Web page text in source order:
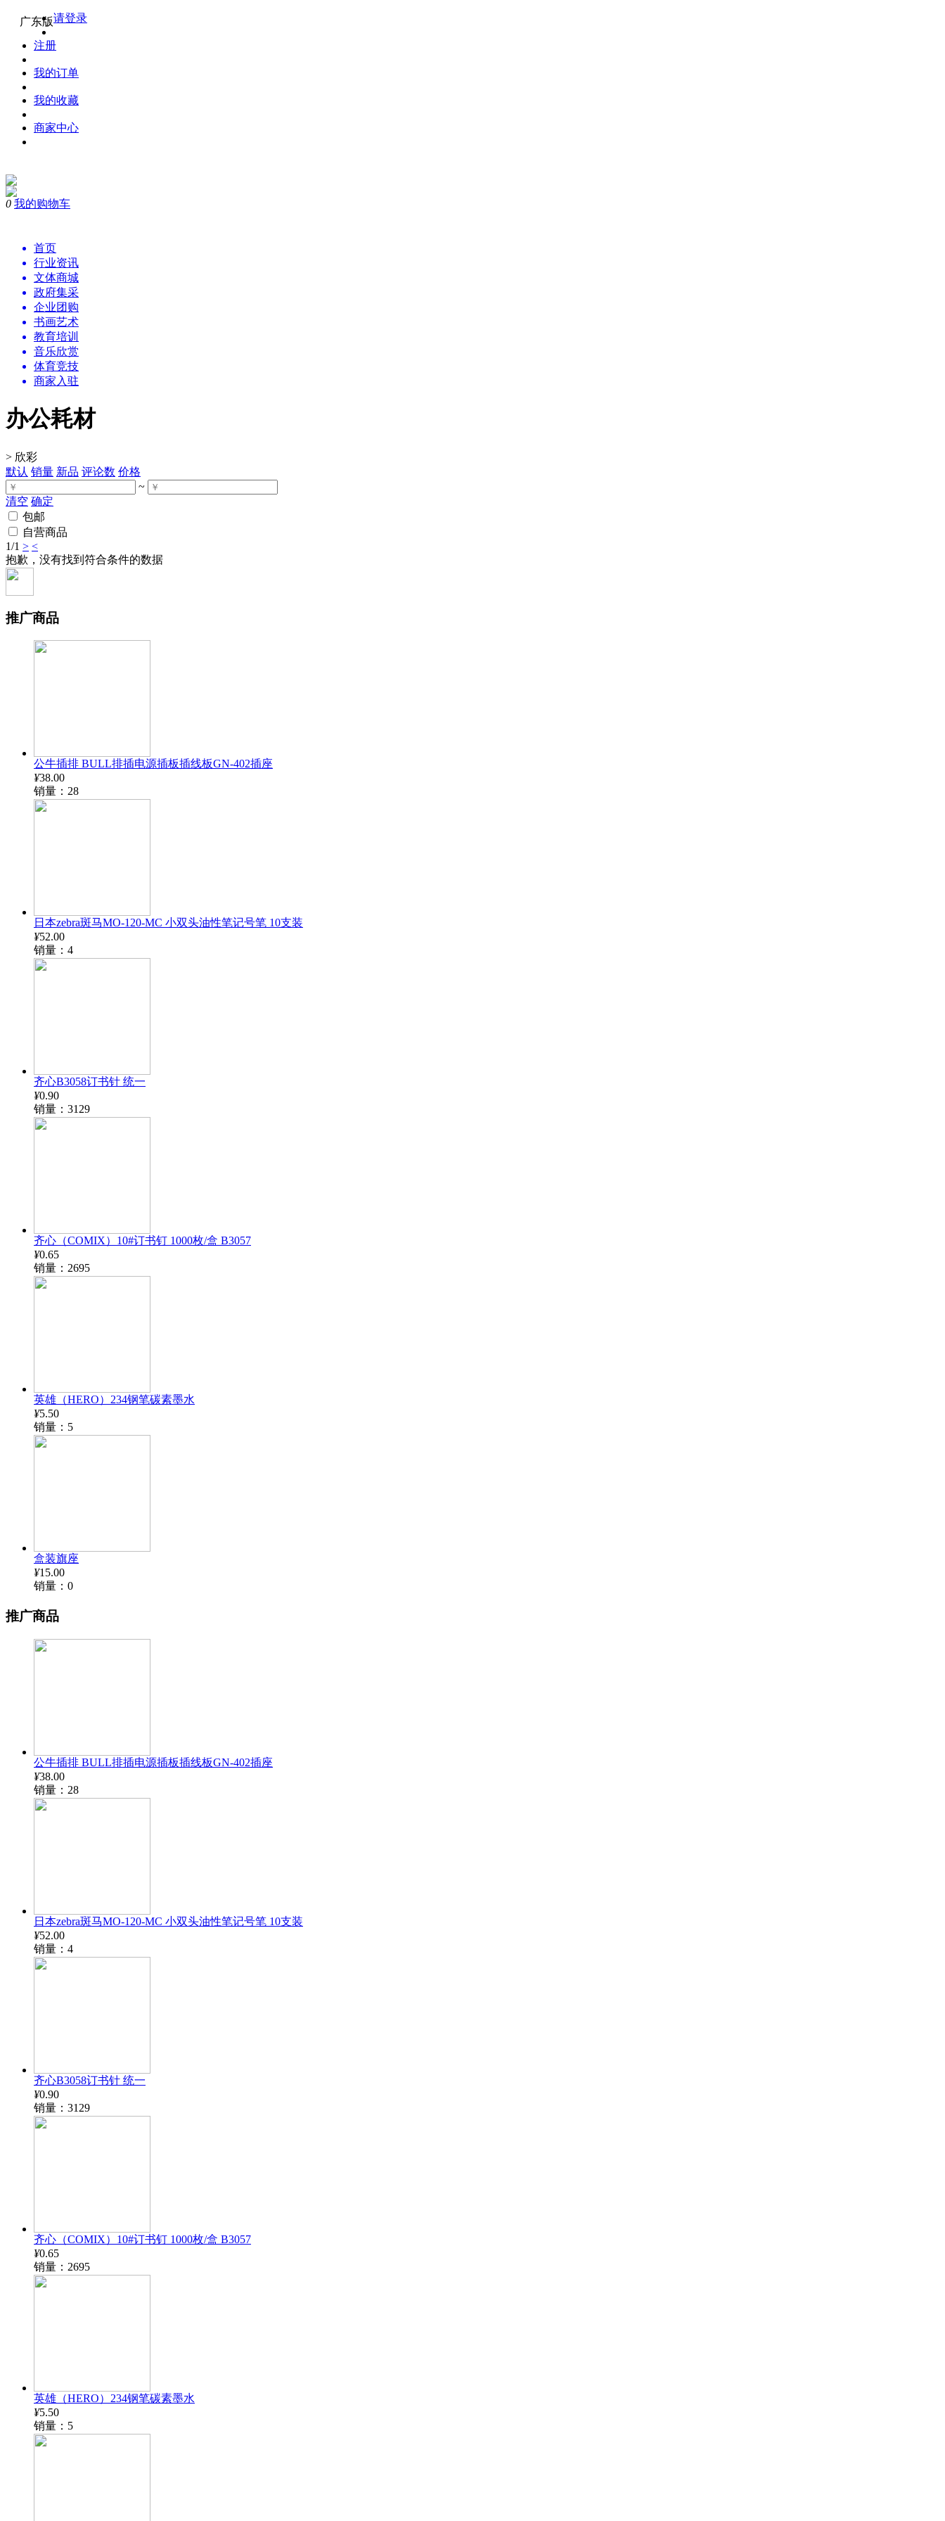
广东版请登录
注册
我的订单
我的收藏
商家中心
0 我的购物车
首页
行业资讯
文体商城
政府集采
企业团购
书画艺术
教育培训
音乐欣赏
体育竞技
商家入驻
办公耗材
> 欣彩
默认 销量 新品 评论数 价格
~
清空 确定
包邮
自营商品
1/1 > <
抱歉，没有找到符合条件的数据
推广商品
公牛插排 BULL排插电源插板插线板GN-402插座
¥38.00
销量：28
日本zebra斑马MO-120-MC 小双头油性笔记号笔 10支装
¥52.00
销量：4
齐心B3058订书针 统一
¥0.90
销量：3129
齐心（COMIX）10#订书钉 1000枚/盒 B3057
¥0.65
销量：2695
英雄（HERO）234钢笔碳素墨水
¥5.50
销量：5
盒装旗座
¥15.00
销量：0
推广商品
公牛插排 BULL排插电源插板插线板GN-402插座
¥38.00
销量：28
日本zebra斑马MO-120-MC 小双头油性笔记号笔 10支装
¥52.00
销量：4
齐心B3058订书针 统一
¥0.90
销量：3129
齐心（COMIX）10#订书钉 1000枚/盒 B3057
¥0.65
销量：2695
英雄（HERO）234钢笔碳素墨水
¥5.50
销量：5